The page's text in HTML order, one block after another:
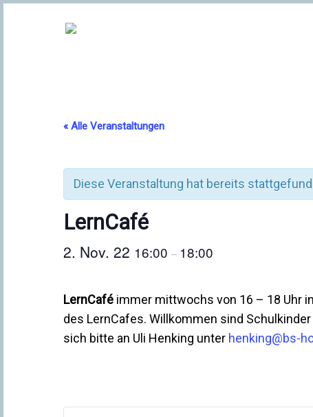
« Alle Veranstaltungen
Diese Veranstaltung hat bereits
LernCafé
2. Nov. 22 16:00 – 18:00
LernCafé immer mittwochs von 16 – 18 Uhr
des LernCafes. Willkommen sind
sich bitte an Uli Henking unter henking@bs-